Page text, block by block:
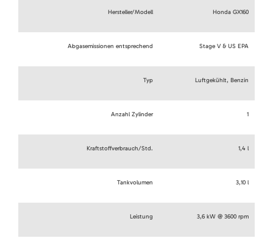
Hersteller/Modell Honda GX160
Abgasemissionen entsprechend Stage V & US EPA
Typ Luftgekühlt, Benzin
Anzahl Zylinder 1
Kraftstoffverbrauch/Std. 1,4 l
Tankvolumen 3,10 l
Leistung 3,6 kW @ 3600 rpm